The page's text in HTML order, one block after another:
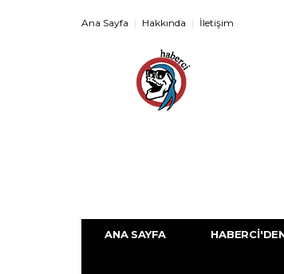
Ana Sayfa Hakkında İletişim
ANA SAYFA